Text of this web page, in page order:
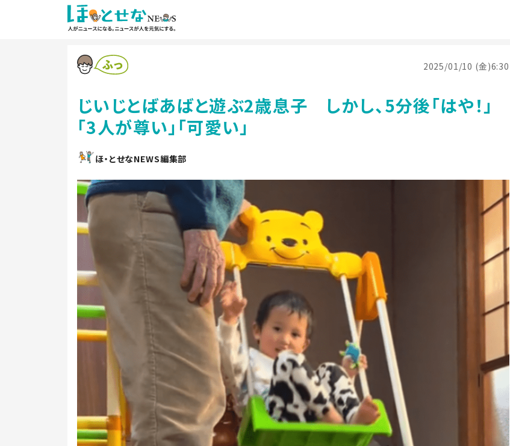
2025/01/10 (金)6:30
じいじとばあばと遊ぶ2歳息子 しかし、5分後「はや！」
「3人が尊い」「可愛い」
ほ・とせなNEWS編集部